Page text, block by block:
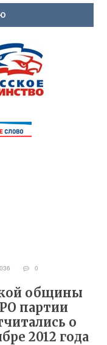
0
общины
партии
о
2012 года